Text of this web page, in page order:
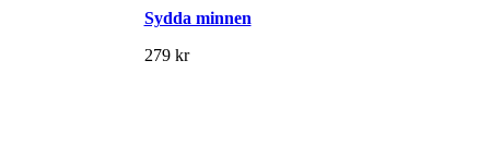
Sydda minnen
279 kr